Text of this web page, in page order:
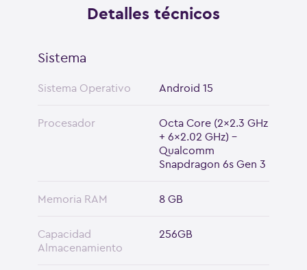
Detalles técnicos
Sistema
Sistema Operativo Android 15
Procesador
Octa Core (2x2.3 GHz
+ 6x2.02 GHz) -
Qualcomm
Snapdragon 6s Gen 3
Memoria RAM 8 GB
Capacidad
Almacenamiento
256GB